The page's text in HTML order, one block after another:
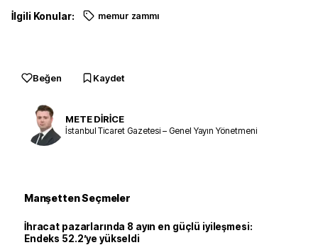
İlgili Konular: memur zammı
Beğen Kaydet
METE DİRİCE
İstanbul Ticaret Gazetesi – Genel Yayın Yönetmeni
Manşetten Seçmeler
İhracat pazarlarında 8 ayın en güçlü iyileşmesi:
Endeks 52.2’ye yükseldi